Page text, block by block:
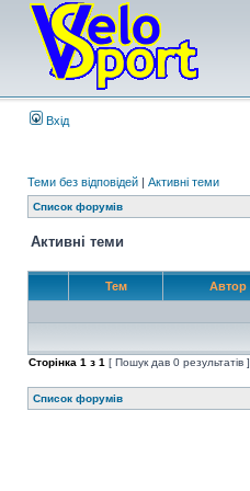
Вхід
Теми без відповідей | Активні теми
Список форумів
Активні теми
Тем Автор
Сторінка 1 з 1 [ Пошук дав 0 результатів ]
Список форумів